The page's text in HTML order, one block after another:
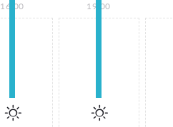
16:00 19:00